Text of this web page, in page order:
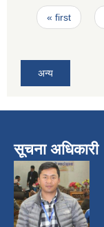
Pages
« first
अन्य
सूचना अधिकारी